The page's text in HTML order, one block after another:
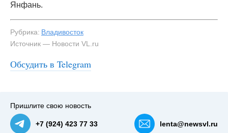
Янфань.
Рубрика: Владивосток
Источник — Новости VL.ru
Обсудить в Telegram
Пришлите свою новость
+7 (924) 423 77 33 lenta@newsvl.ru